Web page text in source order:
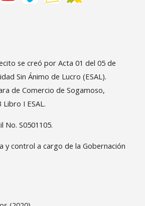
se creó por Acta 01 del 05 de
Sin Ánimo de Lucro (ESAL).
de Comercio de Sogamoso,
I ESAL.
No. S0501105.
y control a cargo de la Gobernación